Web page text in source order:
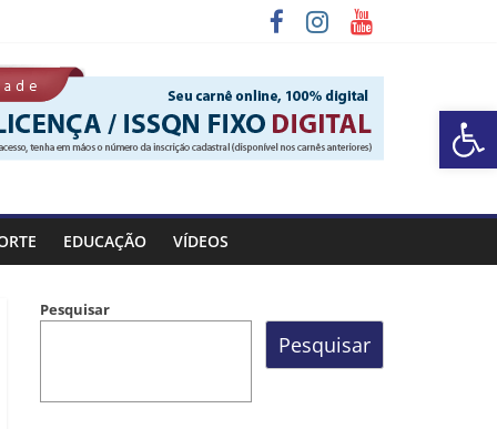
Barra de Ferramentas Aberta
Rocinha
EDUCAÇÃO VÍDEOS
Pesquisar
Pesquisar